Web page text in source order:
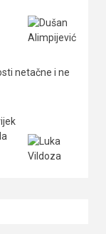
netačne i ne